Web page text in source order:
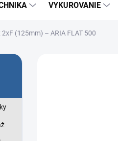
VYKUROVANIE
2xF (125mm) – ARIA FLAT 500